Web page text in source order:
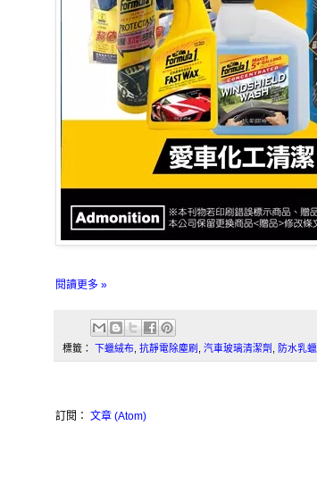
閱讀更多 »
標籤： 下蠟絨布 抗靜電除塵刷 汽車玻璃清潔劑 防水乳蠟
訂閱： 文章 (Atom)